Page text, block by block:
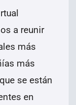
a reunir
más
más
se están
en